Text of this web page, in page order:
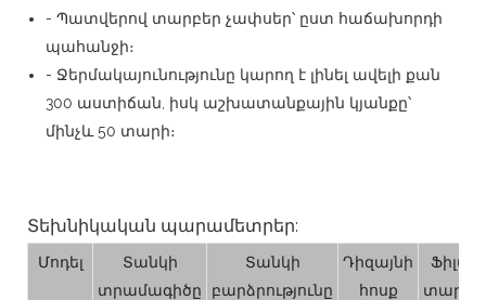
- Պատվերով տարբեր չափսեր՝ ըստ հաճախորդի
պահանջի։
- Ջերմակայունությունը կարող է լինել ավելի քան
300 աստիճան, իսկ աշխատանքային կյանքը՝
մինչև 50 տարի։
Տեխնիկական պարամետրեր:
Մոդել
Տանկի
տրամագիծը
Տանկի
բարձրությունը
Դիզայնի
հոսք